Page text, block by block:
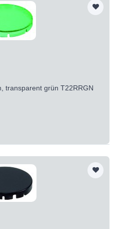
transparent grün T22RRGN